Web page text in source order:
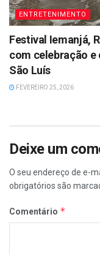
ENTRETENIMENTO
Festival Iemanjá,
com celebração
São Luís
FEVEREIRO 25, 2026
Deixe um
O seu endereço de e-
obrigatórios são
Comentário *